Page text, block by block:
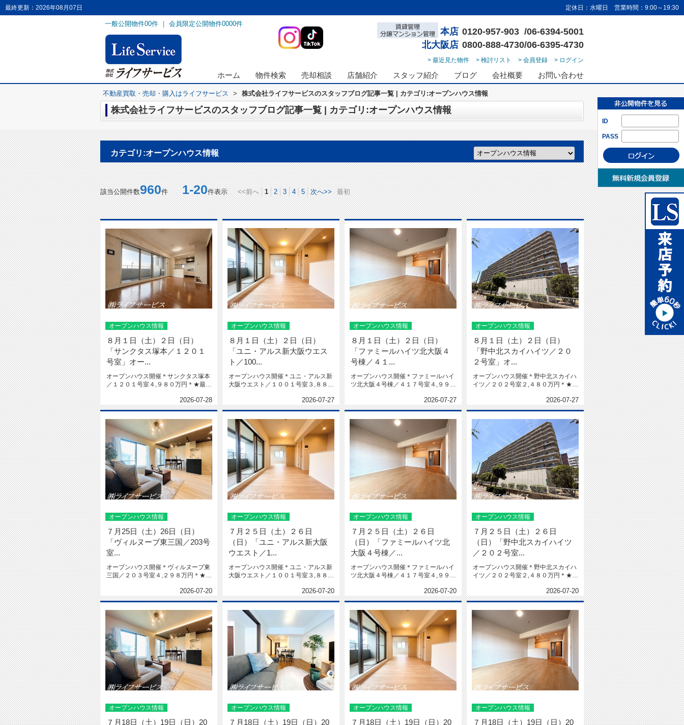
最終更新：2026年08月07日 定休日：水曜日 営業時間：9:00～19:30
一般公開物件00件 ｜ 会員限定公開物件0000件
本店 0120-957-903 /06-6394-5001
北大阪店 0800-888-4730/06-6395-4730
> 最近見た物件 > 検討リスト > 会員登録 > ログイン
ホーム 物件検索 売却相談 店舗紹介 スタッフ紹介 ブログ 会社概要 お問い合わせ
ID
PASS
不動産買取・売却・購入はライフサービス > 株式会社ライフサービスのスタッフブログ記事一覧 | カテゴリ:オープンハウス情報
株式会社ライフサービスのスタッフブログ記事一覧 | カテゴリ:オープンハウス情報
カテゴリ:オープンハウス情報
該当公開件数960件1-20件表示 <<前へ 1 2 3 4 5 次へ>> 最初
オープンハウス情報
８月１日（土）２日（日）
「サンクタス塚本／１２０１
号室」オー...
オープンハウス開催＊サンクタス塚本
／１２０１号室４,９８０万円＊★最上
2026-07-28
オープンハウス情報
８月１日（土）２日（日）
「ユニ・アルス新大阪ウエス
ト／100...
オープンハウス開催＊ユニ・アルス新
大阪ウエスト／１００１号室３,８８０
2026-07-27
オープンハウス情報
８月１日（土）２日（日）
「ファミールハイツ北大阪４
号棟／４１...
オープンハウス開催＊ファミールハイ
ツ北大阪４号棟／４１７号室４,９９８
2026-07-27
オープンハウス情報
８月１日（土）２日（日）
「野中北スカイハイツ／２０
２号室」オ...
オープンハウス開催＊野中北スカイハ
イツ／２０２号室２,４８０万円＊★令
2026-07-27
オープンハウス情報
７月25日（土）26日（日）
「ヴィルヌーブ東三国／203号
室...
オープンハウス開催＊ヴィルヌーブ東
三国／２０３号室４,２９８万円＊★南
2026-07-20
オープンハウス情報
７月２５日（土）２６日
（日）「ユニ・アルス新大阪
ウエスト／1...
オープンハウス開催＊ユニ・アルス新
大阪ウエスト／１００１号室３,８８０
2026-07-20
オープンハウス情報
７月２５日（土）２６日
（日）「ファミールハイツ北
大阪４号棟／...
オープンハウス開催＊ファミールハイ
ツ北大阪４号棟／４１７号室４,９９８
2026-07-20
オープンハウス情報
７月２５日（土）２６日
（日）「野中北スカイハイツ
／２０２号室...
オープンハウス開催＊野中北スカイハ
イツ／２０２号室２,４８０万円＊★令
2026-07-20
オープンハウス情報
７月18日（土）19日（日）20
オープンハウス情報
７月18日（土）19日（日）20
オープンハウス情報
７月18日（土）19日（日）20
オープンハウス情報
７月18日（土）19日（日）20